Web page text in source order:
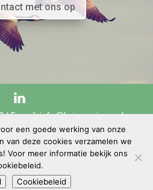
met ons op
| E-mail:info@keizersvisser.nl
|Sitemap| Privacyverklaring
een goede werking van onze
van deze cookies verzamelen we
Voor meer informatie bekijk ons
Cookiebeleid